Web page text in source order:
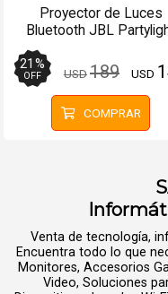
Proyector de Luces
Bluetooth JBL
21 %
OFF USD189 USD
COMPRAR
Venta de tecnología,
Encuentra todo lo que
Monitores, Accesorios
Video, Soluciones